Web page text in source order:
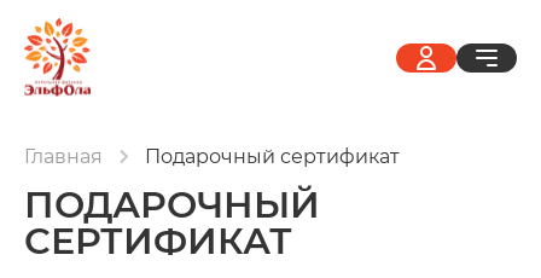
Главная Подарочный сертификат
ПОДАРОЧНЫЙ
СЕРТИФИКАТ